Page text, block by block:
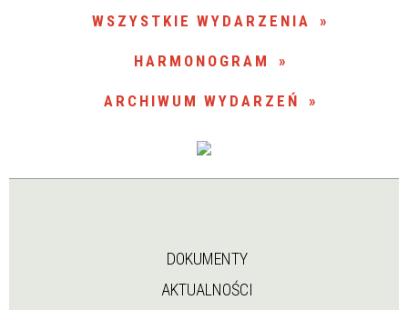
WSZYSTKIE WYDARZENIA
HARMONOGRAM
ARCHIWUM WYDARZEŃ
DOKUMENTY
AKTUALNOŚCI